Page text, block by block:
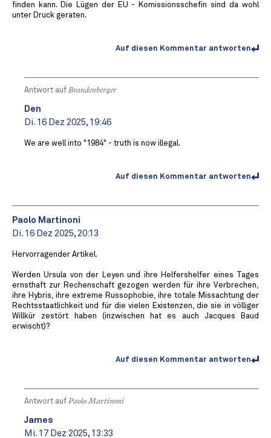
finden kann. Die Lügen der EU - Komissionsschefin sind da wohl
unter Druck geraten.
Auf diesen Kommentar antworten
Antwort auf Brandenberger
Den
Di. 16 Dez 2025, 19:46
We are well into "1984" - truth is now illegal.
Auf diesen Kommentar antworten
Paolo Martinoni
Di. 16 Dez 2025, 20:13
Hervorragender Artikel.
Werden Ursula von der Leyen und ihre Helfershelfer eines Tages
ernsthaft zur Rechenschaft gezogen werden für ihre Verbrechen,
ihre Hybris, ihre extreme Russophobie, ihre totale Missachtung der
Rechtsstaatlichkeit und für die vielen Existenzen, die sie in völliger
Willkür zestört haben (inzwischen hat es auch Jacques Baud
erwischt)?
Auf diesen Kommentar antworten
Antwort auf Paolo Martinoni
James
Mi. 17 Dez 2025, 13:33